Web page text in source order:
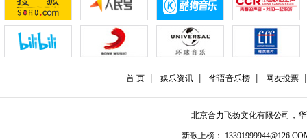
首 页 娱乐资讯 华语音乐榜 网友投票
北京合力飞扬文化有限公司，
新歌上榜：